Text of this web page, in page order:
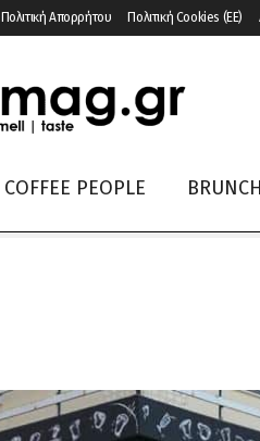
Πολιτική Απορρήτου Πολιτική Cookies (ΕΕ)
COFFEE PEOPLE BRUNCH